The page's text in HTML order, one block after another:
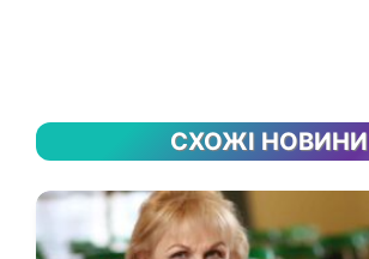
СХОЖІ НОВИНИ